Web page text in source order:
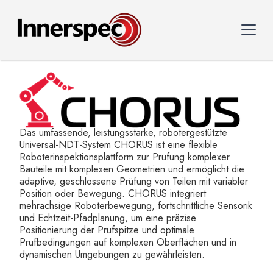
Das umfassende, leistungsstarke, robotergestützte
Universal-NDT-System CHORUS ist eine flexible
Roboterinspektionsplattform zur Prüfung komplexer
Bauteile mit komplexen Geometrien und ermöglicht die
adaptive, geschlossene Prüfung von Teilen mit variabler
Position oder Bewegung. CHORUS integriert
mehrachsige Roboterbewegung, fortschrittliche Sensorik
und Echtzeit-Pfadplanung, um eine präzise
Positionierung der Prüfspitze und optimale
Prüfbedingungen auf komplexen Oberflächen und in
dynamischen Umgebungen zu gewährleisten.